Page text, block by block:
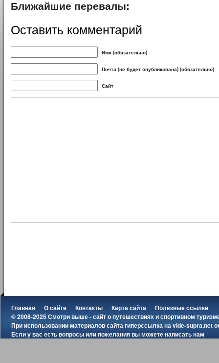
Ближайшие перевалы:
Оставить комментарий
Имя (обязательно)
Почта (не будет опубликована) (обязательно)
Сайт
Главная О сайте Контакты Карта сайта
Полезные ссылки
© 2008-2025 Смотри выше - сайт о путешествиях и спортивном
При использовании материалов сайта гиперссылка наvide-supra.net
Если у вас есть вопросы или пожелания вы можетенаписать нам